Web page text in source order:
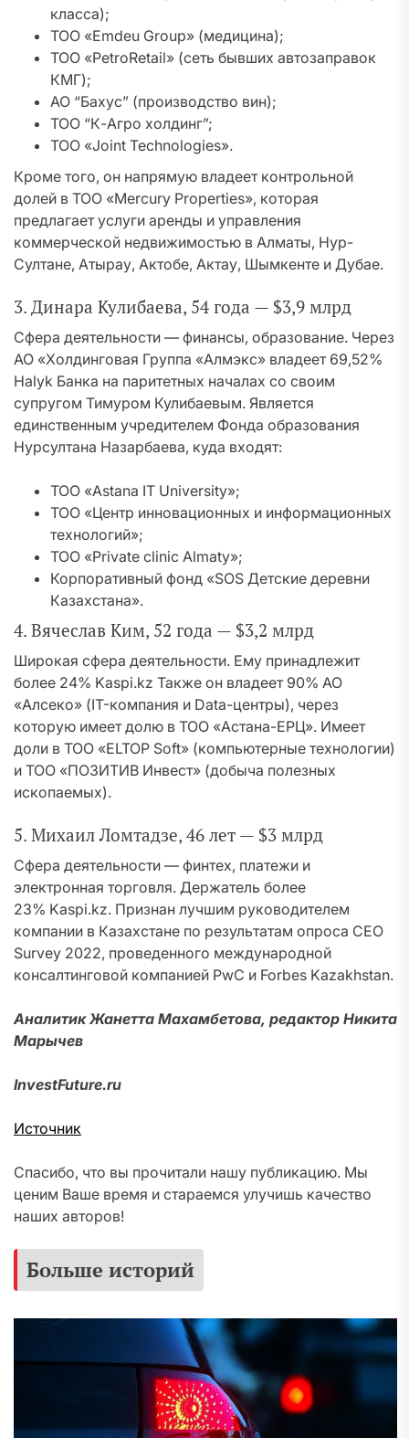
класса);
ТОО «Emdeu Group» (медицина);
ТОО «PetroRetail» (сеть бывших автозаправок
КМГ);
АО “Бахус” (производство вин);
ТОО “К-Агро холдинг”;
ТОО «Joint Technologies».
Кроме того, он напрямую владеет контрольной
долей в ТОО «Mercury Properties», которая
предлагает услуги аренды и управления
коммерческой недвижимостью в Алматы, Нур-
Султане, Атырау, Актобе, Актау, Шымкенте и Дубае.
3. Динара Кулибаева, 54 года — $3,9 млрд
Сфера деятельности — финансы, образование. Через
АО «Холдинговая Группа «Алмэкс» владеет 69,52%
Halyk Банка на паритетных началах со своим
супругом Тимуром Кулибаевым. Является
единственным учредителем Фонда образования
Нурсултана Назарбаева, куда входят:
ТОО «Astana IT University»;
ТОО «Центр инновационных и информационных
технологий»;
ТОО «Private clinic Almaty»;
Корпоративный фонд «SOS Детские деревни
Казахстана».
4. Вячеслав Ким, 52 года — $3,2 млрд
Широкая сфера деятельности. Ему принадлежит
более 24% Kaspi.kz Также он владеет 90% АО
«Алсеко» (IT-компания и Data-центры), через
которую имеет долю в ТОО «Астана-ЕРЦ». Имеет
доли в ТОО «ELTOP Soft» (компьютерные технологии)
и ТОО «ПОЗИТИВ Инвест» (добыча полезных
ископаемых).
5. Михаил Ломтадзе, 46 лет — $3 млрд
Сфера деятельности — финтех, платежи и
электронная торговля. Держатель более
23% Kaspi.kz. Признан лучшим руководителем
компании в Казахстане по результатам опроса СЕО
Survey 2022, проведенного международной
консалтинговой компанией PwC и Forbes Kazakhstan.
Аналитик Жанетта Махамбетова, редактор Никита
Марычев
InvestFuture.ru
Источник
Спасибо, что вы прочитали нашу публикацию. Мы
ценим Ваше время и стараемся улучишь качество
наших авторов!
Больше историй